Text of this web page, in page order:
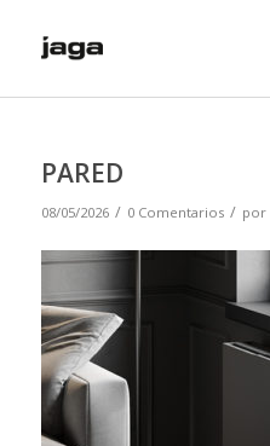
PARED
08/05/2026 / 0 Comentarios / por